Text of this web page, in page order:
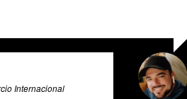
Internacional